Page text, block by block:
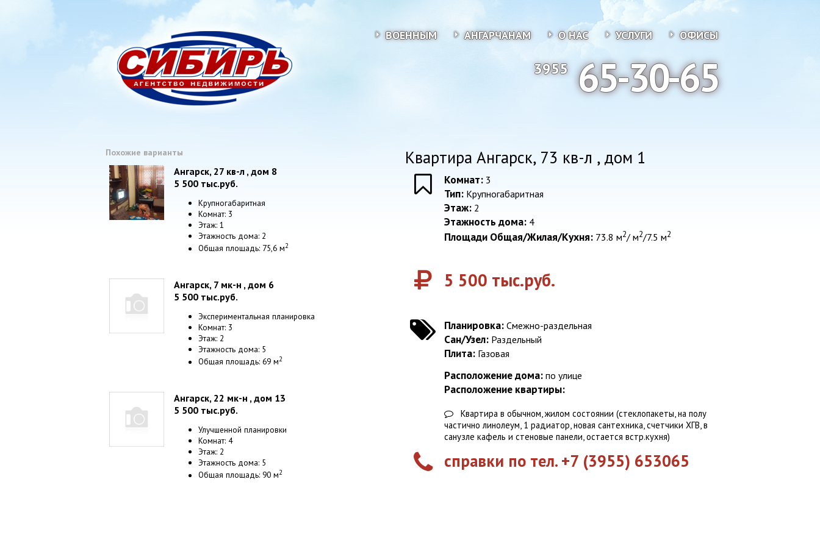
ВОЕННЫМ АНГАРЧАНАМ О НАС УСЛУГИ ОФИСЫ
65-30-65
3955
Похожие варианты
Ангарск, 27 кв-л , дом 8
5 500 тыс.руб.
Крупногабаритная
Комнат: 3
Этаж: 1
Этажность дома: 2
Общая площадь: 75,6 м2
Ангарск, 7 мк-н , дом 6
5 500 тыс.руб.
Экспериментальная планировка
Комнат: 3
Этаж: 2
Этажность дома: 5
Общая площадь: 69 м2
Ангарск, 22 мк-н , дом 13
5 500 тыс.руб.
Улучшенной планировки
Комнат: 4
Этаж: 2
Этажность дома: 5
Общая площадь: 90 м2
Квартира Ангарск, 73 кв-л , дом 1
Комнат: 3
Тип: Крупногабаритная
Этаж: 2
Этажность дома: 4
Площади Общая/Жилая/Кухня: 73.8 м2/ м2/7.5 м2
5 500 тыс.руб.
Планировка: Cмежно-раздельная
Сан/Узел: Раздельный
Плита: Газовая
Расположение дома: по улице
Расположение квартиры:
Квартира в обычном, жилом состоянии (стеклопакеты, на полу
частично линолеум, 1 радиатор, новая сантехника, счетчики ХГВ, в
санузле кафель и стеновые панели, остается встр.кухня)
справки по тел. +7 (3955) 653065